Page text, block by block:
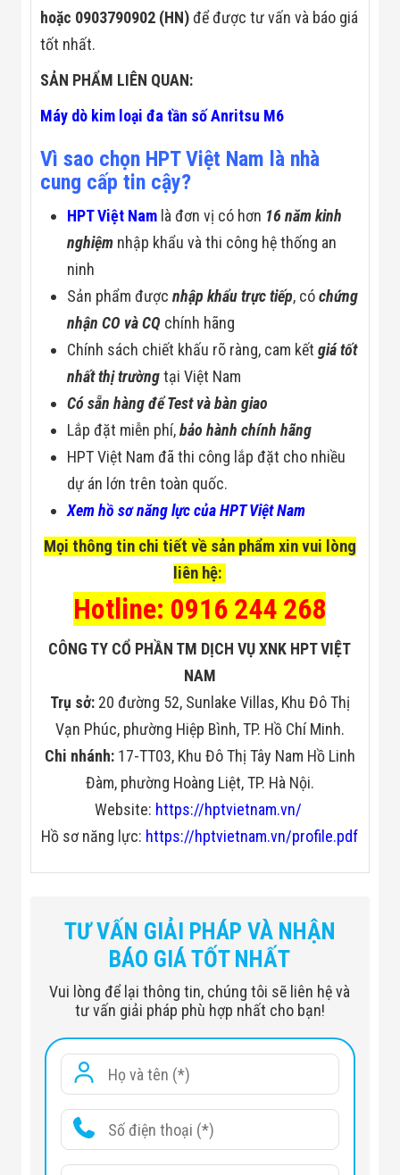
hoặc 0903790902 (HN)để được tư vấn và báo giá
tốt nhất.
SẢN PHẨM LIÊN QUAN:
Máy dò kim loại đa tần số Anritsu M6
Vì sao chọn HPT Việt Nam là nhà
cung cấp tin cậy?
HPT Việt Nam là đơn vị có hơn 16 năm kinh
nghiệm nhập khẩu và thi công hệ thống an
ninh
Sản phẩm đượcnhập khẩu trực tiếp, cóchứng
nhận CO và CQ chính hãng
Chính sách chiết khấu rõ ràng, cam kếtgiá tốt
nhất thị trườngtại Việt Nam
Có sẵn hàng để Test và bàn giao
Lắp đặt miễn phí,bảo hành chính hãng
HPT Việt Nam đã thi công lắp đặt cho nhiều
dự án lớn trên toàn quốc.
Xem hồ sơ năng lực của HPT Việt Nam
Mọi thông tin chi tiết về sản phẩm xin vui lòng
liên hệ:
Hotline: 0916 244 268
CÔNG TY CỔ PHẦN TM DỊCH VỤ XNK HPT VIỆT
NAM
Trụ sở: 20 đường 52, Sunlake Villas, Khu Đô Thị
Vạn Phúc, phường Hiệp Bình, TP. Hồ Chí Minh.
Chi nhánh:17-TT03, Khu Đô Thị Tây Nam Hồ Linh
Đàm, phường Hoàng Liệt, TP. Hà Nội.
Website: https://hptvietnam.vn/
Hồ sơ năng lực: https://hptvietnam.vn/profile.pdf
TƯ VẤN GIẢI PHÁP VÀ NHẬN
BÁO GIÁ TỐT NHẤT
Vui lòng để lại thông tin, chúng tôi sẽ liên hệ và
tư vấn giải pháp phù hợp nhất cho bạn!